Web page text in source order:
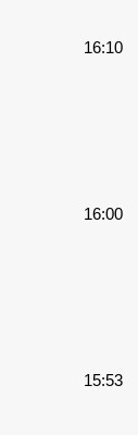
16:10
16:00
15:53